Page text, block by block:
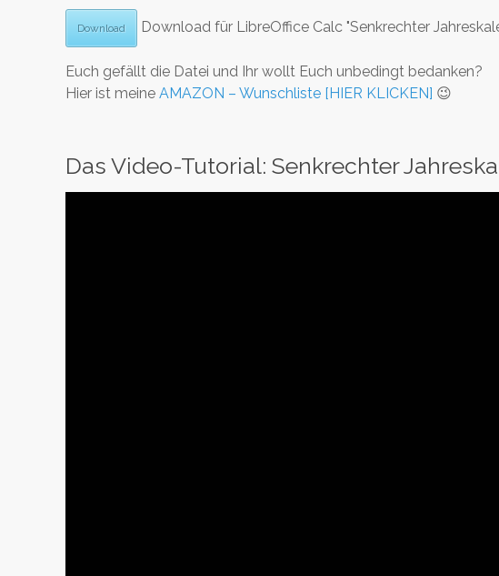
Download Download für LibreOffice Calc "Senkrechter
Euch gefällt die Datei und Ihr wollt Euch unbedingt bedanken?
Hier ist meine AMAZON – Wunschliste [HIER KLICKEN] 😉
Das Video-Tutorial: Senkrechter